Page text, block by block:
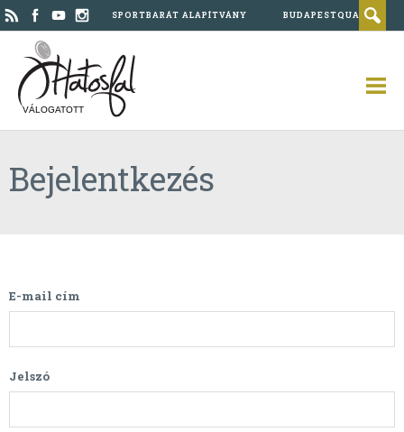
SPORTBARÁT ALAPÍTVÁNY BUDAPESTQUAD
VÁLOGATOTT
Bejelentkezés
E-mail cím
Jelszó